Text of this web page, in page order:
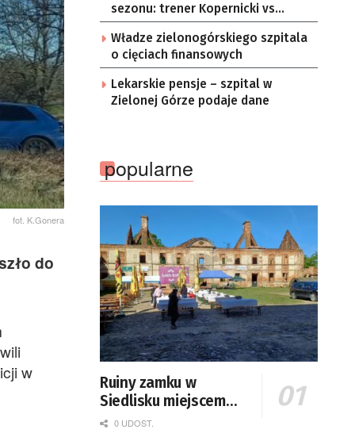
fot. K.Gonera
do
w
sezonu: trener Kopernicki vs
starzy znajomi
Władze zielonogórskiego szpitala
o cięciach finansowych
Lekarskie pensje – szpital w
Zielonej Górze podaje dane
popularne
Ruiny zamku w
Siedlisku miejscem
święta plonów
0 UDOST.